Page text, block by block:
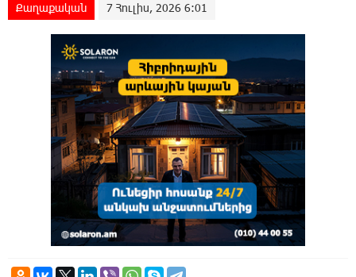
Քաղաքական 7 Հուլիս, 2026 6:01